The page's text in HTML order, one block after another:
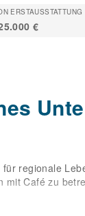
ERSTAUSSTATTUNG
€
regionale
Café zu
WEIDEN